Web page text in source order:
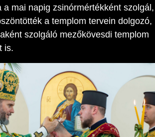
a mai napig zsinórmértékként szolgál,
a templom tervein dolgozó,
szolgáló mezőkövesdi templom
is.